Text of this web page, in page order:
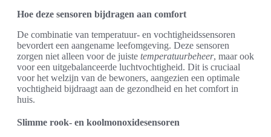
Hoe deze sensoren bijdragen aan comfort
De combinatie van temperatuur- en vochtigheidssensoren
bevordert een aangename leefomgeving. Deze sensoren
zorgen niet alleen voor de juiste temperatuurbeheer, maar ook
voor een uitgebalanceerde luchtvochtigheid. Dit is cruciaal
voor het welzijn van de bewoners, aangezien een optimale
vochtigheid bijdraagt aan de gezondheid en het comfort in
huis.
Slimme rook- en koolmonoxidesensoren